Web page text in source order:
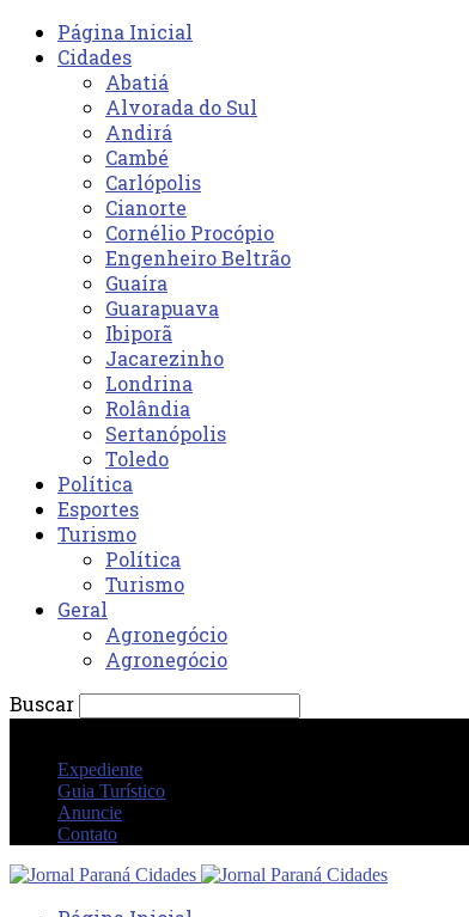
Página Inicial
Cidades
Abatiá
Alvorada do Sul
Andirá
Cambé
Carlópolis
Cianorte
Cornélio Procópio
Engenheiro Beltrão
Guaíra
Guarapuava
Ibiporã
Jacarezinho
Londrina
Rolândia
Sertanópolis
Toledo
Política
Esportes
Turismo
Política
Turismo
Geral
Agronegócio
Agronegócio
Buscar
Expediente
Guia Turístico
Anuncie
Contato